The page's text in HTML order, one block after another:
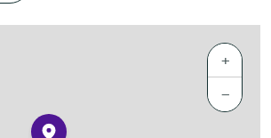
+
−